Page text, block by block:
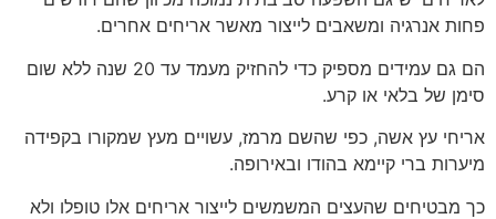
פחות אנרגיה ומשאבים לייצור מאשר אריחים אחרים.
הם גם עמידים מספיק כדי להחזיק מעמד עד 20 שנה ללא שום
סימן של בלאי או קרע.
אריחי עץ אשה, כפי שהשם מרמז, עשויים מעץ שמקורו בקפידה
מיערות ברי קיימא בהודו ובאירופה.
כך מבטיחים שהעצים המשמשים לייצור אריחים אלו טופלו ולא